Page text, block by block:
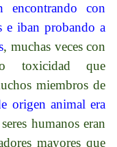
encontrando con
e iban probando a
, muchas veces con
toxicidad que
miembros de
origen animal era
humanos eran
mayores que